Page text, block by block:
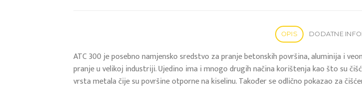
OPIS DODATNE
ATC 300 je posebno namjensko sredstvo za pranje betonskih površina, aluminija i
pranje u velikoj industriji. Ujedino ima i mnogo drugih načina korištenja kao što su
vrsta metala čije su površine otporne na kiselinu. Također se odlično pokazao za